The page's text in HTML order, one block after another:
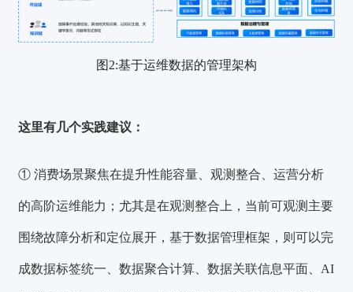
图2:基于运维数据的管理架构
这里有几个实践建议：
① 消费场景聚焦在提升性能容量、观测整合、运营分析
的高阶运维能力； 尤其是在观测整合上，当前可观测主要
围绕故障分析和定位展开 ，基于数据管理框架，则可以完
成数据标签统一、数据聚合计算、数据关联信息平面、AI